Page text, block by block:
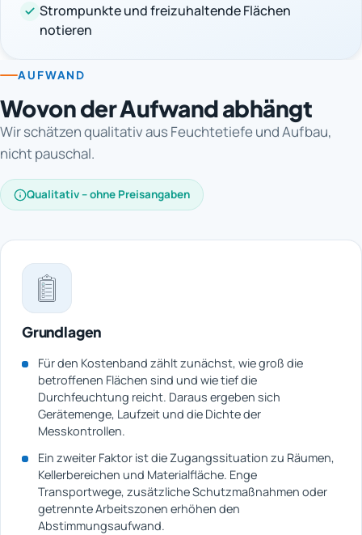
Strompunkte und freizuhaltende Flächen
notieren
AUFWAND
Wovon der Aufwand abhängt
Wir schätzen qualitativ aus Feuchtetiefe und Aufbau,
nicht pauschal.
Qualitativ – ohne Preisangaben
Grundlagen
Für den Kostenband zählt zunächst, wie groß die
betroffenen Flächen sind und wie tief die
Durchfeuchtung reicht. Daraus ergeben sich
Gerätemenge, Laufzeit und die Dichte der
Messkontrollen.
Ein zweiter Faktor ist die Zugangssituation zu Räumen,
Kellerbereichen und Materialfläche. Enge
Transportwege, zusätzliche Schutzmaßnahmen oder
getrennte Arbeitszonen erhöhen den
Abstimmungsaufwand.